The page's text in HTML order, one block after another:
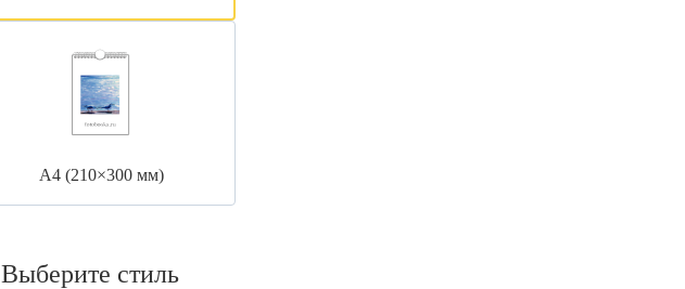
А4 (210×300 мм)
Выберите стиль